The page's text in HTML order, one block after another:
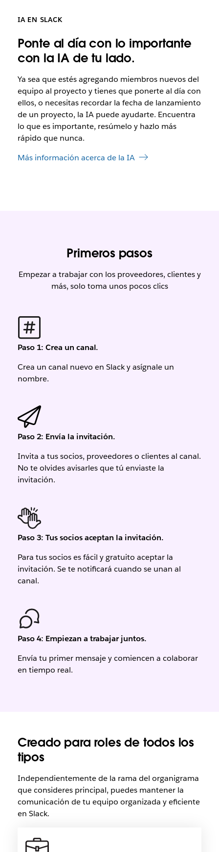
IA EN SLACK
Ponte al día con lo importante
con la IA de tu lado.
Ya sea queestés agregando miembros nuevos del
equipo al proyecto y tienes que ponerte al día con
ellos, o necesitas recordar la fecha de lanzamiento
de un proyecto, la IA puede ayudarte. Encuentra
lo que es importante, resúmelo y hazlo más
rápido que nunca.
Más información acerca de la IA
Primeros pasos
Empezar a trabajar con los proveedores, clientes y
más, solo toma unos pocos clics
Paso 1: Crea un canal.
Crea un canal nuevo en Slack y asígnale un
nombre.
Paso 2: Envía la invitación.
Invita a tus socios, proveedores o clientes al canal.
No te olvides avisarles que tú enviaste la
invitación.
Paso 3: Tus socios aceptan la invitación.
Para tus socios es fácil y gratuito aceptar la
invitación. Se te notificará cuando se unan al
canal.
Paso 4: Empiezan a trabajar juntos.
Envía tu primer mensaje y comiencen a colaborar
en tiempo real.
Creado para roles de todos los
tipos
Independientemente de la rama del organigrama
que consideres principal, puedes mantener la
comunicación de tu equipo organizada y eficiente
en Slack.